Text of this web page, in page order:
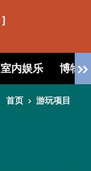
室内娱乐 博物
首页 游玩项目